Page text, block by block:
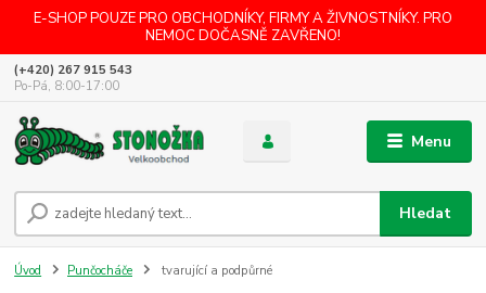
E-SHOP POUZE PRO OBCHODNÍKY, FIRMY A ŽIVNOSTNÍKY. PRO
NEMOC DOČASNĚ ZAVŘENO!
Menu
Hledat
(+420) 267 915 543
Po-Pá, 8:00-17:00
Úvod Punčocháče tvarující a podpůrné